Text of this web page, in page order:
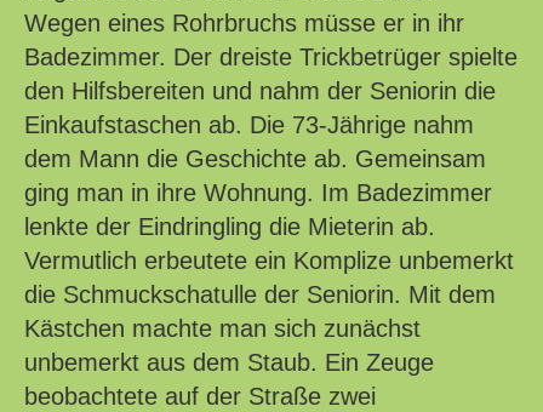
Wegen eines Rohrbruchs müsse er in ihr
Badezimmer. Der dreiste Trickbetrüger spielte
den Hilfsbereiten und nahm der Seniorin die
Einkaufstaschen ab. Die 73-Jährige nahm
dem Mann die Geschichte ab. Gemeinsam
ging man in ihre Wohnung. Im Badezimmer
lenkte der Eindringling die Mieterin ab.
Vermutlich erbeutete ein Komplize unbemerkt
die Schmuckschatulle der Seniorin. Mit dem
Kästchen machte man sich zunächst
unbemerkt aus dem Staub. Ein Zeuge
beobachtete auf der Straße zwei